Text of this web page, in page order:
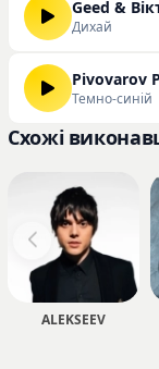
елементах, що
скачувати
форматі.
Geed &
Дихай
Pivovarov
Темно-синій
Схожі
ALEKSEEV